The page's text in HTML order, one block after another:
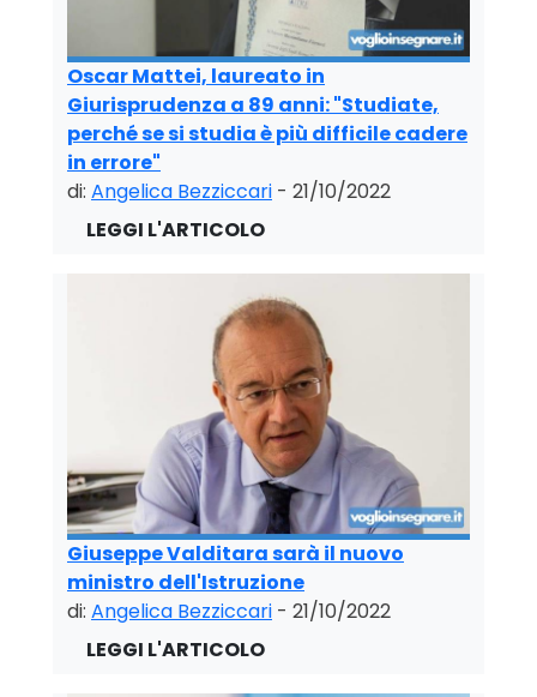
Oscar Mattei, laureato in
Giurisprudenza a 89 anni: "Studiate,
perché se si studia è più difficile cadere
in errore"
di: Angelica Bezziccari - 21/10/2022
Giuseppe Valditara sarà il nuovo
ministro dell'Istruzione
di: Angelica Bezziccari - 21/10/2022